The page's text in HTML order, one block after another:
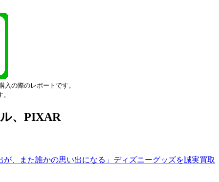
の際のレポートです。
、PIXAR
、また誰かの思い出になる」ディズニーグッズを誠実買取